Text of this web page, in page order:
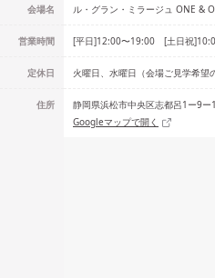
会場名 ル・グラン・ミラージュ ONE &
営業時間 [平日]12:00〜19:00 [土日祝
定休日 火曜日、水曜日（会場ご見学希望
住所
静岡県浜松市中央区志都呂1ー9ー
Googleマップで開く